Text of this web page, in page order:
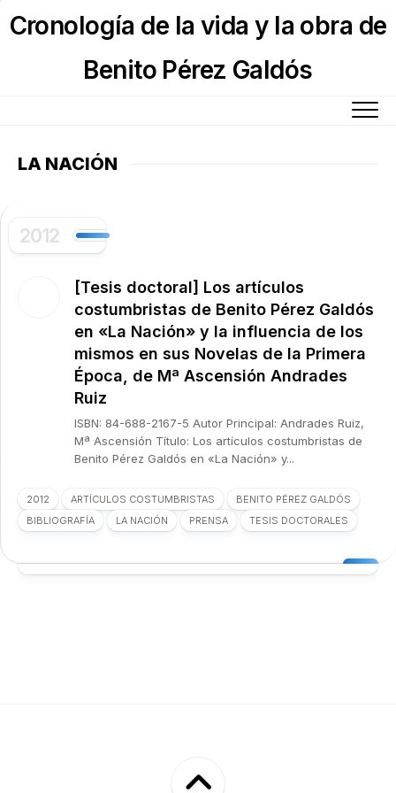
toCronología de la vida y la obra de
Benito Pérez Galdós
LA NACIÓN
2012
[Tesis doctoral] Los artículos
costumbristas de Benito Pérez Galdós
en «La Nación» y la influencia de los
mismos en sus Novelas de la Primera
Época, de Mª Ascensión Andrades
Ruiz
ISBN: 84-688-2167-5 Autor Principal: Andrades Ruiz,
Mª Ascensión Título: Los artículos costumbristas de
Benito Pérez Galdós en «La Nación» y...
2012 ARTÍCULOS COSTUMBRISTAS
BENITO PÉREZ GALDÓS
BIBLIOGRAFÍA
LA NACIÓN PRENSA TESIS DOCTORALES